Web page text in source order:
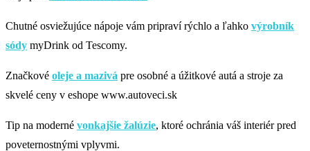
Chutné osviežujúce nápoje vám pripraví rýchlo a ľahko výrobník
sódy myDrink od Tescomy.
Značkové oleje a mazivá pre osobné a úžitkové autá a stroje za
skvelé ceny v eshope www.autoveci.sk
Tip na moderné vonkajšie žalúzie, ktoré ochránia váš interiér pred
poveternostnými vplyvmi.